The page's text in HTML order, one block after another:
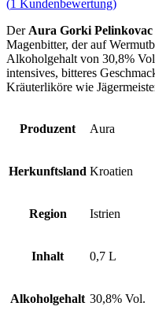
(1 Kundenbewertung)
Der Aura Gorki Pelinkovac
Magenbitter, der auf
Alkoholgehalt von 30,8%
intensives, bitteres
Kräuterliköre wie
Produzent Aura
Herkunftsland Kroatien
Region Istrien
Inhalt 0,7 L
Alkoholgehalt 30,8% Vol.